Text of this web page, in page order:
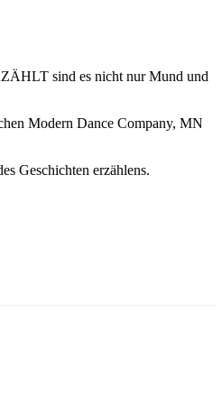
sind es nicht nur Mund und
Modern Dance Company, MN
Geschichten erzählens.